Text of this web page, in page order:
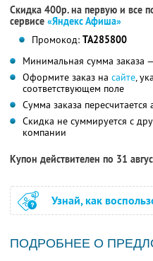
Скидка 400р. на первую и все
сервисе «Яндекс Афиша»
Промокод: TA285800
Минимальная сумма заказа
Оформите заказ на сайте,
соответствующем поле
Сумма заказа пересчитается
Скидка не суммируется с
компании
Купон действителен по 31
Узнай, как
ПОДРОБНЕЕ О